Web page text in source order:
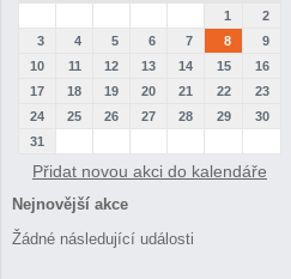
1
2
3
4 5 6 7 8
9
10
11 12 13 14 15
16
17
18 19 20 21 22
23
24
25 26 27 28 29
30
31
Přidat novou akci do kalendáře
Nejnovější akce
Žádné následující události